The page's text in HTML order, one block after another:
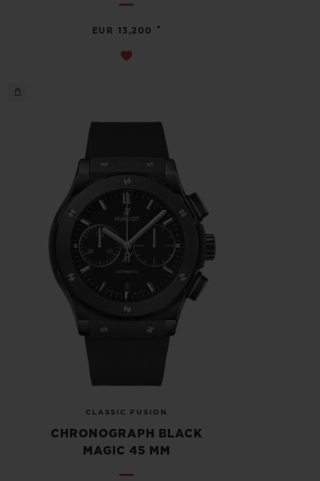
EUR 13,200 •
CLASSIC FUSION
CHRONOGRAPH BLACK
MAGIC 45 MM